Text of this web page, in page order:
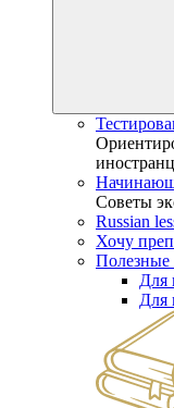
Советы
Russian
Хочу
Полезные
Для
Для